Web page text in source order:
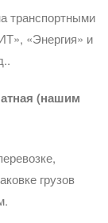
транспортными
«Энергия» и
(нашим
грузов